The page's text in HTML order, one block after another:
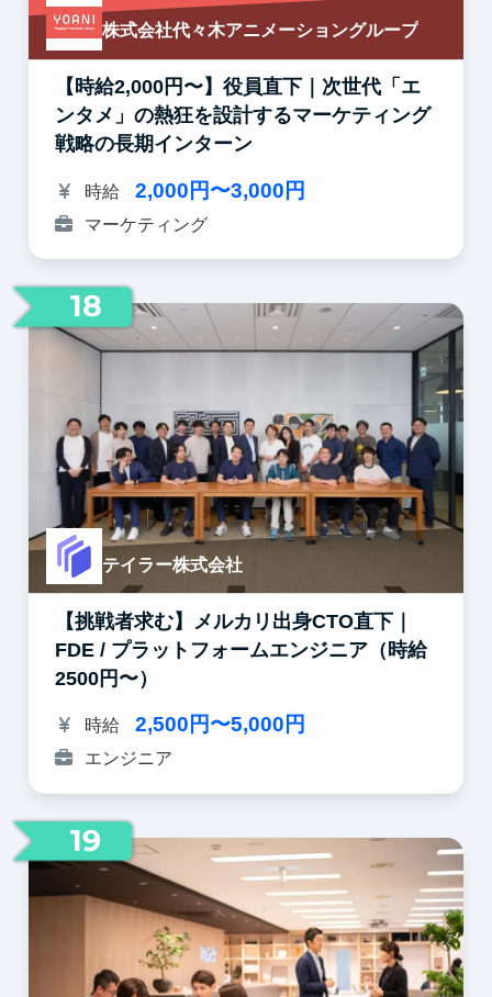
株式会社代々木アニメーショングループ
【時給2,000円〜】役員直下｜次世代「エ
ンタメ」の熱狂を設計するマーケティング
戦略の長期インターン
時給 2,000円〜3,000円
マーケティング
テイラー株式会社
【挑戦者求む】メルカリ出身CTO直下｜
FDE / プラットフォームエンジニア（時給
2500円〜）
時給 2,500円〜5,000円
エンジニア
18
19